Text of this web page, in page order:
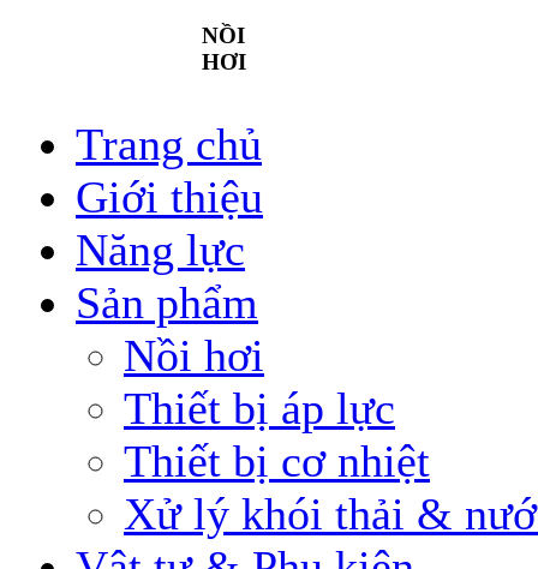
Trang chủ
Giới thiệu
Năng lực
Sản phẩm
Nồi hơi
Thiết bị áp lực
Thiết bị cơ nhiệt
Xử lý khói thải &
NỒI
HƠI